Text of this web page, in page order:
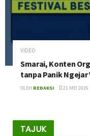
VIDEO
Smarai, Konten
tanpa Panik Ngejar
OLEH REDAKSI 21 MEI 2026
TAJUK